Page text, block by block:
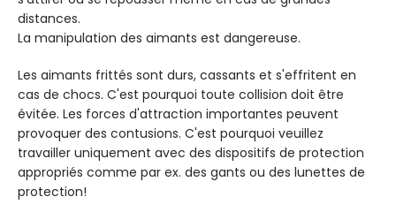
distances.
La manipulation des aimants est dangereuse.
Les aimants frittés sont durs, cassants et s'effritent en
cas de chocs. C'est pourquoi toute collision doit être
évitée. Les forces d'attraction importantes peuvent
provoquer des contusions. C'est pourquoi veuillez
travailler uniquement avec des dispositifs de protection
appropriés comme par ex. des gants ou des lunettes de
protection!